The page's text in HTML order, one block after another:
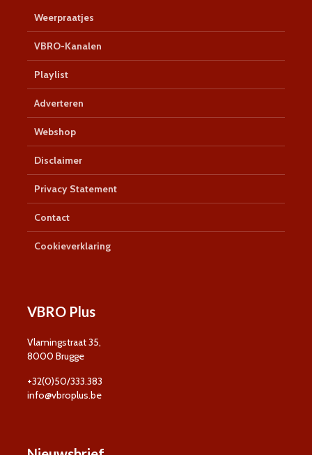
Weerpraatjes
VBRO-Kanalen
Playlist
Adverteren
Webshop
Disclaimer
Privacy Statement
Contact
Cookieverklaring
VBRO Plus
Vlamingstraat 35,
8000 Brugge
+32(0)50/333.383
info@vbroplus.be